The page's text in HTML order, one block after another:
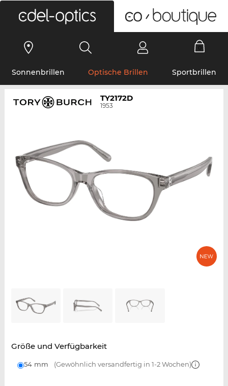
Sonnenbrillen Optische Brillen Sportbrillen
TY2172D
1953
Größe und Verfügbarkeit
54 mm (Gewöhnlich versandfertig in 1-2 Wochen)